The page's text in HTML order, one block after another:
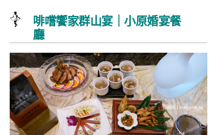
啡嚐饗家群山宴｜小原婚宴餐
廳